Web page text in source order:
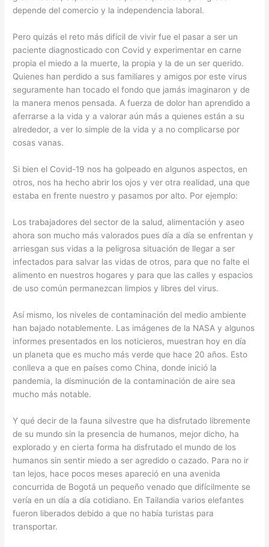
depende del comercio y la independencia laboral.
Pero quizás el reto más difícil de vivir fue el pasar a ser un
paciente diagnosticado con Covid y experimentar en carne
propia el miedo a la muerte, la propia y la de un ser querido.
Quienes han perdido a sus familiares y amigos por este virus
seguramente han tocado el fondo que jamás imaginaron y de
la manera menos pensada. A fuerza de dolor han aprendido a
aferrarse a la vida y a valorar aún más a quienes están a su
alrededor, a ver lo simple de la vida y a no complicarse por
cosas vanas.
Si bien el Covid-19 nos ha golpeado en algunos aspectos, en
otros, nos ha hecho abrir los ojos y ver otra realidad, una que
estaba en frente nuestro y pasamos por alto. Por ejemplo:
Los trabajadores del sector de la salud, alimentación y aseo
ahora son mucho más valorados pues día a día se enfrentan y
arriesgan sus vidas a la peligrosa situación de llegar a ser
infectados para salvar las vidas de otros, para que no falte el
alimento en nuestros hogares y para que las calles y espacios
de uso común permanezcan limpios y libres del virus.
Así mismo, los niveles de contaminación del medio ambiente
han bajado notablemente. Las imágenes de la NASA y algunos
informes presentados en los noticieros, muestran hoy en día
un planeta que es mucho más verde que hace 20 años. Esto
conlleva a que en países como China, donde inició la
pandemia, la disminución de la contaminación de aire sea
mucho más notable.
Y qué decir de la fauna silvestre que ha disfrutado libremente
de su mundo sin la presencia de humanos, mejor dicho, ha
explorado y en cierta forma ha disfrutado el mundo de los
humanos sin sentir miedo a ser agredido o cazado. Para no ir
tan lejos, hace pocos meses apareció en una avenida
concurrida de Bogotá un pequeño venado que difícilmente se
vería en un día a día cotidiano. En Tailandia varios elefantes
fueron liberados debido a que no había turistas para
transportar.